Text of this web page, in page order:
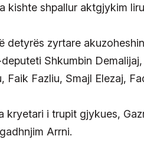
kishte shpallur aktgjykim
detyrës zyrtare
Shkumbin
Faik Fazliu, Smajl Elezaj,
kryetari i trupit gjykues,
Arrni.